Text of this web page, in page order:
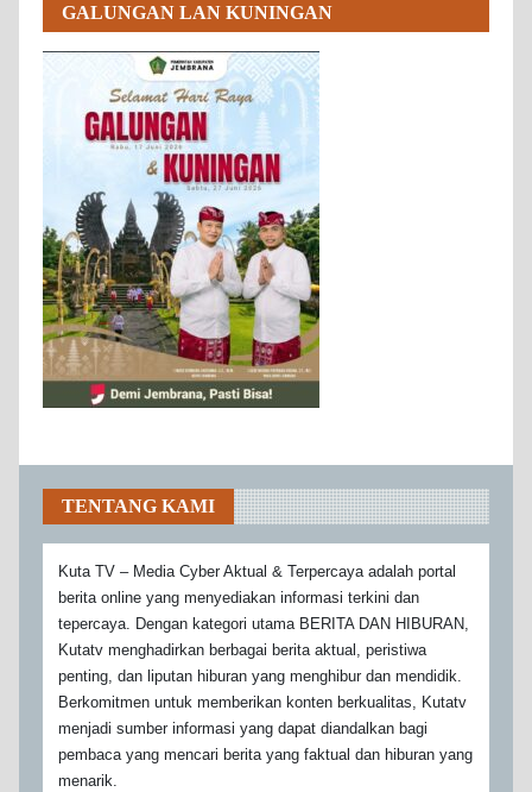
GALUNGAN LAN KUNINGAN
TENTANG KAMI
Kuta TV – Media Cyber Aktual & Terpercaya adalah portal
berita online yang menyediakan informasi terkini dan
tepercaya. Dengan kategori utama BERITA DAN HIBURAN,
Kutatv menghadirkan berbagai berita aktual, peristiwa
penting, dan liputan hiburan yang menghibur dan mendidik.
Berkomitmen untuk memberikan konten berkualitas, Kutatv
menjadi sumber informasi yang dapat diandalkan bagi
pembaca yang mencari berita yang faktual dan hiburan yang
menarik.